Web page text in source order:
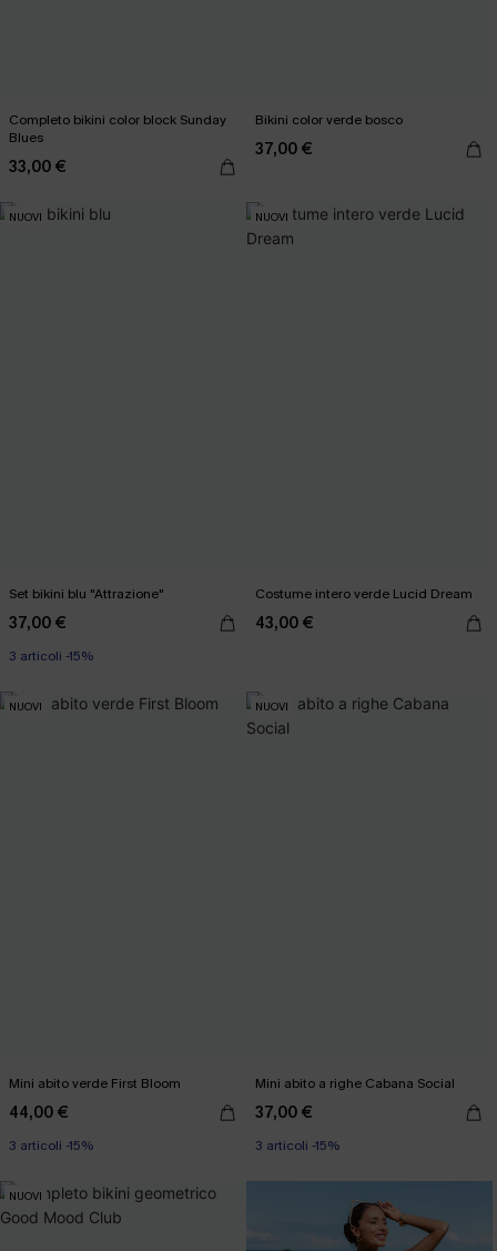
Completo bikini color block Sunday
Blues
33,00 €
Bikini color verde bosco
37,00 €
NUOVI
Set bikini blu "Attrazione"
37,00 €
3 articoli -15%
NUOVI
Costume intero verde Lucid Dream
43,00 €
NUOVI
Mini abito verde First Bloom
44,00 €
3 articoli -15%
NUOVI
Mini abito a righe Cabana Social
37,00 €
3 articoli -15%
NUOVI